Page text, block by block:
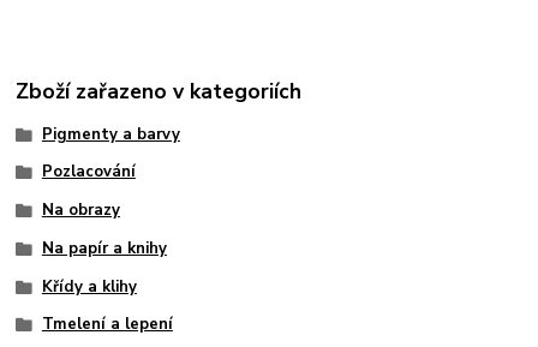
Zboží zařazeno v kategoriích
Pigmenty a barvy
Pozlacování
Na obrazy
Na papír a knihy
Křídy a klihy
Tmelení a lepení